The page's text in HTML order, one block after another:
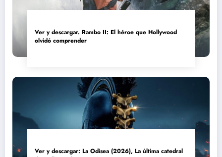
Ver y descargar. Rambo II: El héroe que Hollywood
olvidó comprender
Ver y descargar: La Odisea (2026), La última catedral